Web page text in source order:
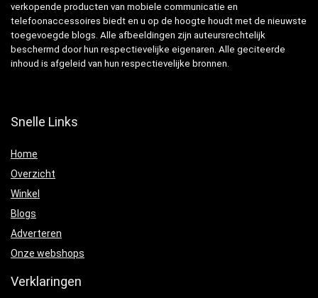
verkopende producten van mobiele communicatie en
telefoonaccessoires biedt en u op de hoogte houdt met de nieuwste
toegevoegde blogs. Alle afbeeldingen zijn auteursrechtelijk
beschermd door hun respectievelijke eigenaren. Alle geciteerde
inhoud is afgeleid van hun respectievelijke bronnen.
Snelle Links
Home
Overzicht
Winkel
Blogs
Adverteren
Onze webshops
Verklaringen